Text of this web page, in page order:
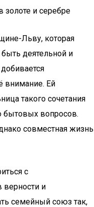
золоте и серебре
Льву, которая
деятельной и
внимание. Ей
такого сочетания
бытовых вопросов.
совместная жизнь
с
верности и
семейный союз так,